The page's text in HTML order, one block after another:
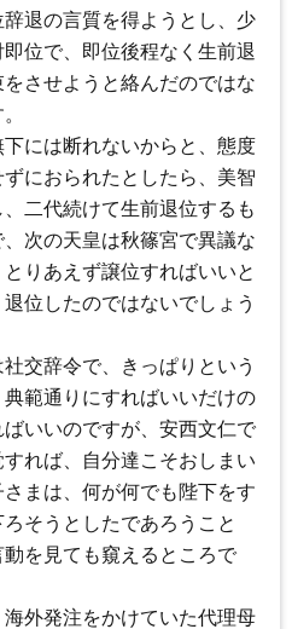
退の言質を得ようとし、少
位で、即位後程なく生前退
させようと絡んだのではな
下には断れないからと、態度
におられたとしたら、美智
二代続けて生前退位するも
次の天皇は秋篠宮で異議な
りあえず譲位すればいいと
位したのではないでしょう
交辞令で、きっぱりという
典範通りにすればいいだけの
ばいいのですが、安西文仁で
れば、自分達こそおしまい
まは、何が何でも陛下をす
そうとしたであろうこと
を見ても窺えるところで
外発注をかけていた代理母